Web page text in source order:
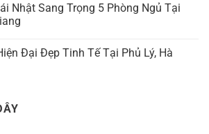
Nhật Sang Trọng 5 Phòng Ngủ Tại
Đại Đẹp Tinh Tế Tại Phủ Lý, Hà